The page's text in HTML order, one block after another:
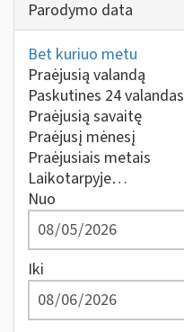
Parodymo data
Bet kuriuo metu
Praėjusią valandą
Paskutines 24 valandas
Praėjusią savaitę
Praėjusį mėnesį
Praėjusiais metais
Laikotarpyje…
Nuo
Iki